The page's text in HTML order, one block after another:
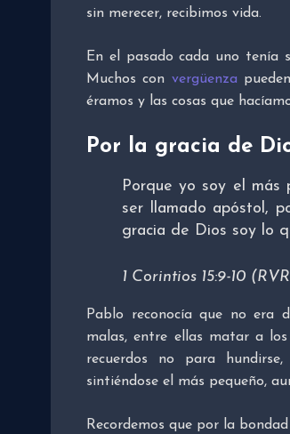
sin merecer, recibimos vida.
En el pasado cada uno tenía
Muchos con vergüenza
éramos y las cosas que
Por la gracia de
Porque yo soy el más
ser llamado apóstol,
gracia de Dios soy lo
1 Corintios 15:9-10
Pablo reconocía que no era
malas, entre ellas matar a
recuerdos no para
sintiéndose el más pequeño,
Recordemos que por la